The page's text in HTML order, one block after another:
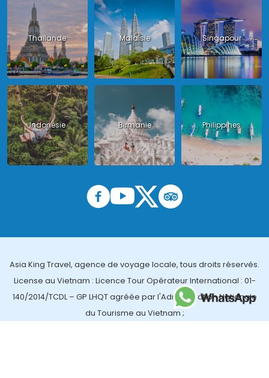
Thailande Malaisie Singapour
Indonésie Birmanie Philippines
Asia King Travel, agence de voyage locale, tous droits réservés.
License au Vietnam : Licence Tour Opérateur International : 01-
140/2014/TCDL – GP LHQT agréée par l'Administration Nationale
du Tourisme au Vietnam ;